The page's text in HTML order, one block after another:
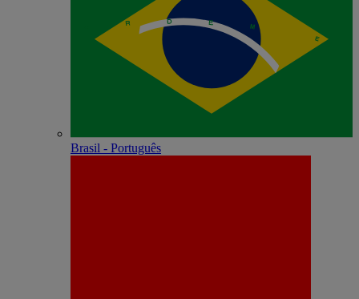
Brasil - Português